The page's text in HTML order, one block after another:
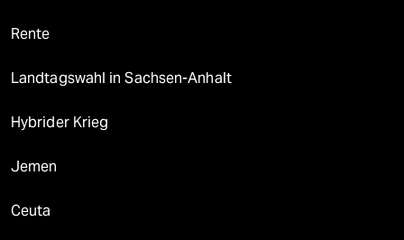
Rente
Landtagswahl in Sachsen-Anhalt
Hybrider Krieg
Jemen
Ceuta